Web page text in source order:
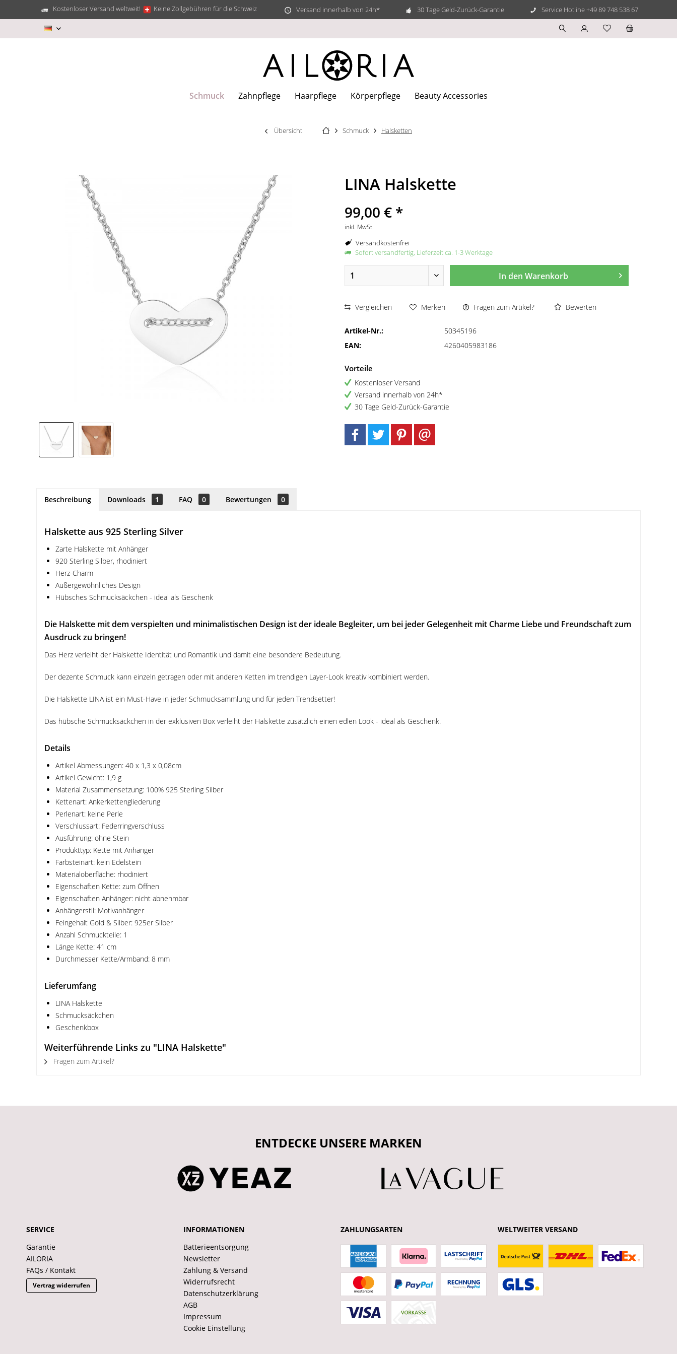
Kostenloser Versand weltweit! Keine Zollgebühren für die Schweiz Versand innerhalb von 24h* 30 Tage Geld-Zurück-Garantie Service Hotline +49 89 748 538 67
Schmuck Zahnpflege Haarpflege Körperpflege Beauty Accessories
Übersicht Schmuck Halsketten
LINA Halskette
99,00 € *
inkl. MwSt.
Versandkostenfrei
Sofort versandfertig, Lieferzeit ca. 1-3 Werktage
In den Warenkorb
Vergleichen Merken Fragen zum Artikel? Bewerten
Artikel-Nr.:
50345196
EAN:
4260405983186
Vorteile
Kostenloser Versand
Versand innerhalb von 24h*
30 Tage Geld-Zurück-Garantie
Beschreibung Downloads 1 FAQ 0 Bewertungen 0
Halskette aus 925 Sterling Silver
Zarte Halskette mit Anhänger
920 Sterling Silber, rhodiniert
Herz-Charm
Außergewöhnliches Design
Hübsches Schmucksäckchen - ideal als Geschenk
Die Halskette mit dem verspielten und minimalistischen Design ist der ideale Begleiter, um bei jeder Gelegenheit mit Charme Liebe und Freundschaft zum
Ausdruck zu bringen!
Das Herz verleiht der Halskette Identität und Romantik und damit eine besondere Bedeutung.
Der dezente Schmuck kann einzeln getragen oder mit anderen Ketten im trendigen Layer-Look kreativ kombiniert werden.
Die Halskette LINA ist ein Must-Have in jeder Schmucksammlung und für jeden Trendsetter!
Das hübsche Schmucksäckchen in der exklusiven Box verleiht der Halskette zusätzlich einen edlen Look - ideal als Geschenk.
Details
Artikel Abmessungen: 40 x 1,3 x 0,08cm
Artikel Gewicht: 1,9 g
Material Zusammensetzung: 100% 925 Sterling Silber
Kettenart: Ankerkettengliederung
Perlenart: keine Perle
Verschlussart: Federringverschluss
Ausführung: ohne Stein
Produkttyp: Kette mit Anhänger
Farbsteinart: kein Edelstein
Materialoberfläche: rhodiniert
Eigenschaften Kette: zum Öffnen
Eigenschaften Anhänger: nicht abnehmbar
Anhängerstil: Motivanhänger
Feingehalt Gold & Silber: 925er Silber
Anzahl Schmuckteile: 1
Länge Kette: 41 cm
Durchmesser Kette/Armband: 8 mm
Lieferumfang
LINA Halskette
Schmucksäckchen
Geschenkbox
Weiterführende Links zu "LINA Halskette"
Fragen zum Artikel?
ENTDECKE UNSERE MARKEN
SERVICE
Garantie
AILORIA
FAQs / Kontakt
Vertrag widerrufen
INFORMATIONEN
Batterieentsorgung
Newsletter
Zahlung & Versand
Widerrufsrecht
Datenschutzerklärung
AGB
Impressum
Cookie Einstellung
ZAHLUNGSARTEN WELTWEITER VERSAND